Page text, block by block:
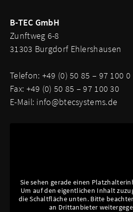
B-TEC GmbH
Zunftweg 6-8
31303 Burgdorf Ehlershausen
Telefon: +49 (0) 50 85 – 97 100 0
Fax: +49 (0) 50 85 – 97 100 30
E-Mail: info@btecsystems.de
Sie sehen gerade einen
Um auf den eigentlichen Inhalt
die Schaltfläche unten. Bitte
an Drittanbieter